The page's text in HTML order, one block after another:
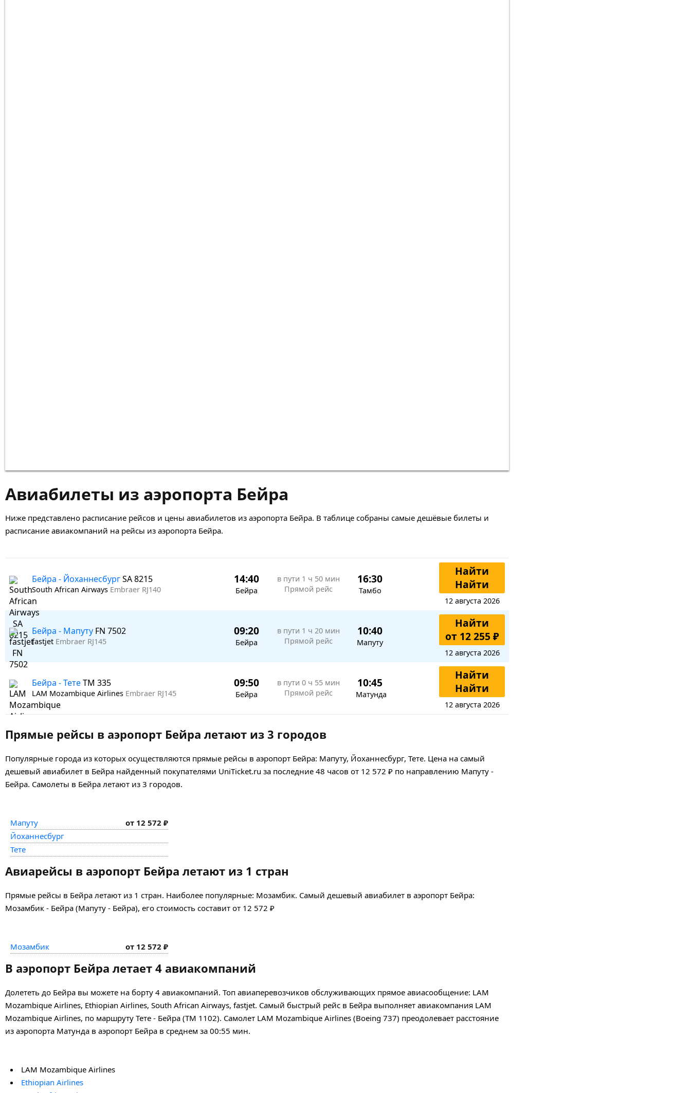
Авиабилеты из аэропорта Бейра
Ниже представлено расписание рейсов и цены авиабилетов из аэропорта Бейра. В таблице собраны самые дешёвые билеты и
расписание авиакомпаний на рейсы из аэропорта Бейра.
Бейра - ЙоханнесбургSA 8215
South African Airways Embraer RJ140
14:40
Бейра
в пути 1 ч 50 мин
Прямой рейс
16:30
Тамбо
Найти
Найти
12 августа 2026
Бейра - Мапуту FN 7502
fastjet Embraer RJ145
09:20
Бейра
в пути 1 ч 20 мин
Прямой рейс
10:40
Мапуту
Найти
от 12 255 ₽
12 августа 2026
Бейра - ТетеTM 335
LAM Mozambique Airlines Embraer RJ145
09:50
Бейра
в пути 0 ч 55 мин
Прямой рейс
10:45
Матунда
Найти
Найти
12 августа 2026
Прямые рейсы в аэропорт Бейра летают из 3 городов
Популярные города из которых осуществляются прямые рейсы в аэропорт Бейра: Мапуту, Йоханнесбург, Тете. Цена на самый
дешевый авиабилет в Бейра найденный покупателями UniTicket.ru за последние 48 часов от 12 572 ₽ по направлению Мапуту -
Бейра. Самолеты в Бейра летают из 3 городов.
Мапуту
от 12 572 ₽
Йоханнесбург
Тете
Авиарейсы в аэропорт Бейра летают из 1 стран
Прямые рейсы в Бейра летают из 1 стран. Наиболее популярные: Мозамбик. Самый дешевый авиабилет в аэропорт Бейра:
Мозамбик - Бейра (Мапуту - Бейра), его стоимость составит от 12 572 ₽
Мозамбик от 12 572 ₽
В аэропорт Бейра летает 4 авиакомпаний
Долететь до Бейра вы можете на борту 4 авиакомпаний. Топ авиаперевозчиков обслуживающих прямое авиасообщение: LAM
Mozambique Airlines, Ethiopian Airlines, South African Airways, fastjet. Самый быстрый рейс в Бейра выполняет авиакомпания LAM
Mozambique Airlines, по маршруту Тете - Бейра (TM 1102). Самолет LAM Mozambique Airlines (Boeing 737) преодолевает расстояние
из аэропорта Матунда в аэропорт Бейра в среднем за 00:55 мин.
LAM Mozambique Airlines
Ethiopian Airlines